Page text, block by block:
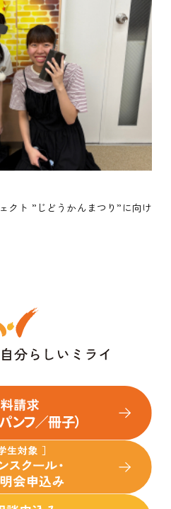
クト ”じどうかんまつり”に向け